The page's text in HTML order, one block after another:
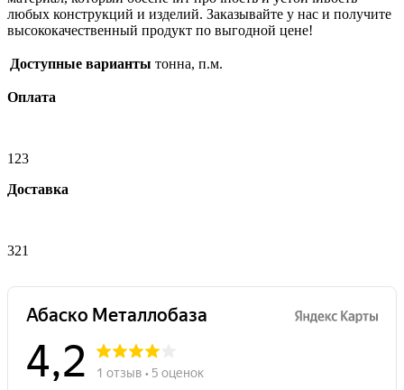
любых конструкций и изделий. Заказывайте у нас и получите
высококачественный продукт по выгодной цене!
Доступные варианты тонна, п.м.
Оплата
123
Доставка
321